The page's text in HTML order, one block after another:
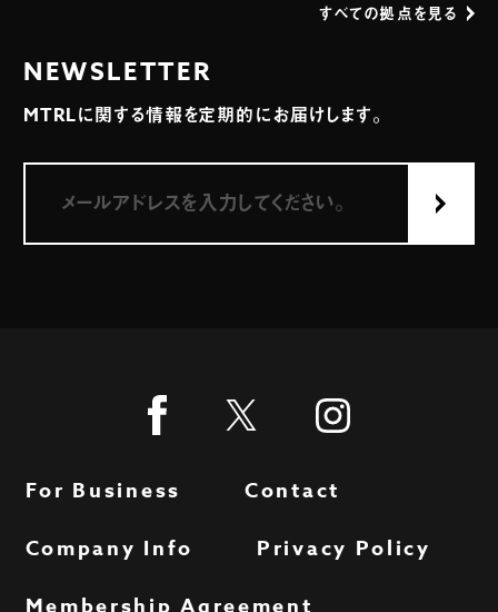
すべての拠点を見る
NEWSLETTER
MTRLに関する情報を定期的にお届けします。
For Business
Contact
Company Info
Privacy Policy